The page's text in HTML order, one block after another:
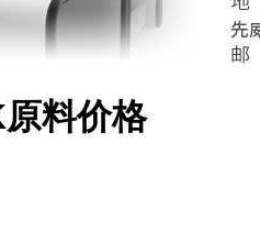
料价格